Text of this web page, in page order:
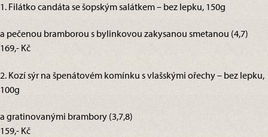
1. Filátko candáta se šopským salátkem – bez lepku, 150g
a pečenou bramborou s bylinkovou zakysanou smetanou (4,7)
169,- Kč
2. Kozí sýr na špenátovém komínku s vlašskými ořechy – bez lepku,
100g
a gratinovanými brambory (3,7,8)
159,- Kč